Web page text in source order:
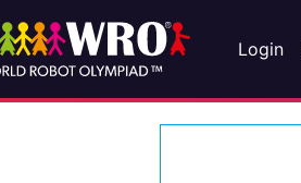
Login